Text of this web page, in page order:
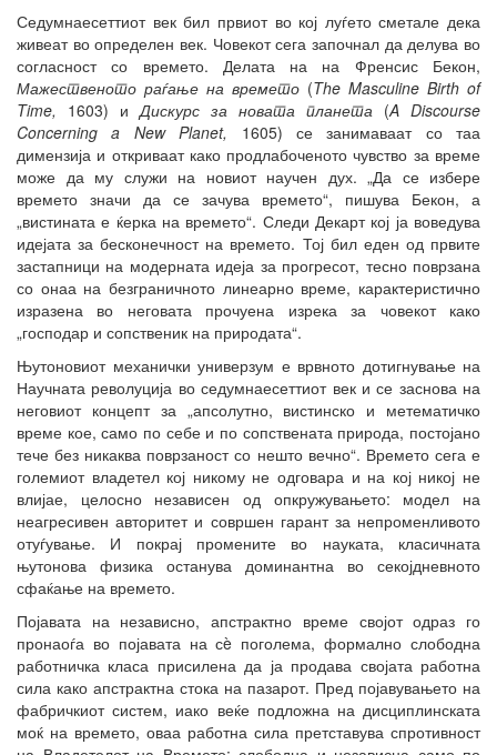
Седумнаесеттиот век бил првиот во кој луѓето сметале дека
живеат во определен век. Човекот сега започнал да делува во
согласност со времето. Делата на на Френсис Бекон,
Мажественото раѓање на времето (The Masculine Birth of
Time, 1603) и Дискурс за новата планета (A Discourse
Concerning a New Planet,
1605) се занимаваат со таа
димензија и откриваат како продлабоченото чувство за време
може да му служи на новиот научен дух. „Да се избере
времето значи да се зачува времето“, пишува Бекон, а
„вистината е ќерка на времето“. Следи Декарт кој ја воведува
идејата за бесконечност на времето. Тој бил еден од првите
застапници на модерната идеја за прогресот, тесно поврзана
со онаа на безграничното линеарно време, карактеристично
изразена во неговата прочуена изрека за човекот како
„господар и сопственик на природата“.
Њутоновиот механички универзум е врвното дотигнување на
Научната револуција во седумнаесеттиот век и се заснова на
неговиот концепт за „апсолутно, вистинско и метематичко
време кое, само по себе и по сопствената природа, постојано
тече без никаква поврзаност со нешто вечно“. Времето сега е
големиот владетел кој никому не одговара и на кој никој не
влијае, целосно независен од опкружувањето: модел на
неагресивен авторитет и совршен гарант за непроменливото
отуѓување. И покрај промените во науката, класичната
њутонова физика останува доминантна во секојдневното
сфаќање на времето.
Појавата на независно, апстрактно време својот одраз го
пронаоѓа во појавата на сè поголема, формално слободна
работничка класа присилена да ја продава својата работна
сила како апстрактна стока на пазарот. Пред појавувањето на
фабричкиот систем, иако веќе подложна на дисциплинската
моќ на времето, оваа работна сила претставува спротивност